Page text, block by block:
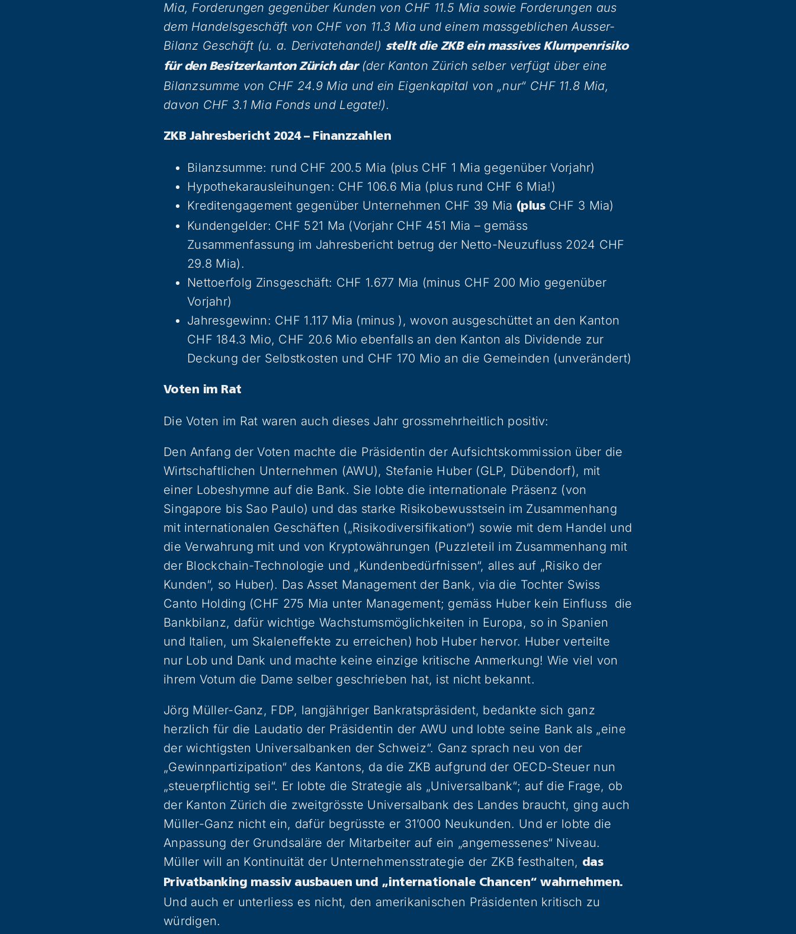
Mia, Forderungen gegenüber Kunden von CHF 11.5 Mia sowie Forderungen aus
dem Handelsgeschäft von CHF von 11.3 Mia und einem massgeblichen Ausser-
Bilanz Geschäft (u. a. Derivatehandel) stellt die ZKB ein massives Klumpenrisiko
für den Besitzerkanton Zürich dar(der Kanton Zürich selber verfügt über eine
Bilanzsumme von CHF 24.9 Mia und ein Eigenkapital von „nur“ CHF 11.8 Mia,
davon CHF 3.1 Mia Fonds und Legate!).
ZKB Jahresbericht 2024 – Finanzzahlen
Bilanzsumme: rund CHF 200.5 Mia (plus CHF 1 Mia gegenüber Vorjahr)
Hypothekarausleihungen: CHF 106.6 Mia (plus rund CHF 6 Mia!)
Kreditengagement gegenüber Unternehmen CHF 39 Mia (plusCHF 3 Mia)
Kundengelder: CHF 521 Ma (Vorjahr CHF 451 Mia – gemäss
Zusammenfassung im Jahresbericht betrug der Netto-Neuzufluss 2024 CHF
29.8 Mia).
Nettoerfolg Zinsgeschäft: CHF 1.677 Mia (minus CHF 200 Mio gegenüber
Vorjahr)
Jahresgewinn: CHF 1.117 Mia (minus ), wovon ausgeschüttet an den Kanton
CHF 184.3 Mio, CHF 20.6 Mio ebenfalls an den Kanton als Dividende zur
Deckung der Selbstkosten und CHF 170 Mio an die Gemeinden (unverändert)
Voten im Rat
Die Voten im Rat waren auch dieses Jahr grossmehrheitlich positiv:
Den Anfang der Voten machte die Präsidentin der Aufsichtskommission über die
Wirtschaftlichen Unternehmen (AWU), Stefanie Huber (GLP, Dübendorf), mit
einer Lobeshymne auf die Bank. Sie lobte die internationale Präsenz (von
Singapore bis Sao Paulo) und das starke Risikobewusstsein im Zusammenhang
mit internationalen Geschäften („Risikodiversifikation“) sowie mit dem Handel und
die Verwahrung mit und von Kryptowährungen (Puzzleteil im Zusammenhang mit
der Blockchain-Technologie und „Kundenbedürfnissen“, alles auf „Risiko der
Kunden“, so Huber). Das Asset Management der Bank, via die Tochter Swiss
Canto Holding (CHF 275 Mia unter Management; gemäss Huber kein Einfluss die
Bankbilanz, dafür wichtige Wachstumsmöglichkeiten in Europa, so in Spanien
und Italien, um Skaleneffekte zu erreichen) hob Huber hervor. Huber verteilte
nur Lob und Dank und machte keine einzige kritische Anmerkung! Wie viel von
ihrem Votum die Dame selber geschrieben hat, ist nicht bekannt.
Jörg Müller-Ganz, FDP, langjähriger Bankratspräsident, bedankte sich ganz
herzlich für die Laudatio der Präsidentin der AWU und lobte seine Bank als „eine
der wichtigsten Universalbanken der Schweiz“. Ganz sprach neu von der
„Gewinnpartizipation“ des Kantons, da die ZKB aufgrund der OECD-Steuer nun
„steuerpflichtig sei“. Er lobte die Strategie als „Universalbank“; auf die Frage, ob
der Kanton Zürich die zweitgrösste Universalbank des Landes braucht, ging auch
Müller-Ganz nicht ein, dafür begrüsste er 31’000 Neukunden. Und er lobte die
Anpassung der Grundsaläre der Mitarbeiter auf ein „angemessenes“ Niveau.
Müller will an Kontinuität der Unternehmensstrategie der ZKB festhalten, das
Privatbanking massiv ausbauen und „internationale Chancen“ wahrnehmen.
Und auch er unterliess es nicht, den amerikanischen Präsidenten kritisch zu
würdigen.